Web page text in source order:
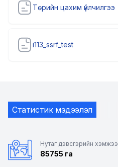
Төрийн цахим үйлчилгээ
i113_ssrf_test
Статистик мэдээлэл
Нутаг дэвсгэрийн хэмжээ
85755 га